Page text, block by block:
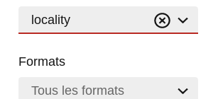
locality
Formats
Tous les formats